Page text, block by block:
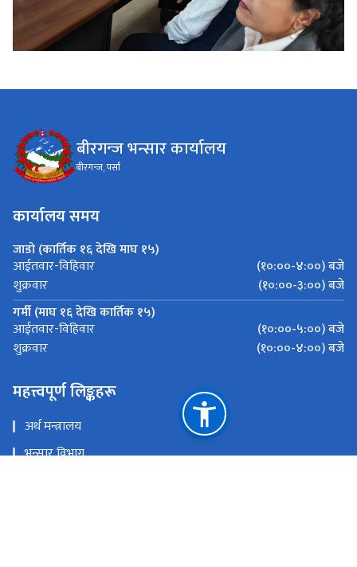
बीरगन्ज भन्सार कार्यालय
बीरगन्ज, पर्सा
कार्यालय समय
जाडो (कार्तिक १६ देखि माघ १५)
आईतवार-विहिवार
(१०:००-४:००) बजे
शुक्रवार
(१०:००-३:००) बजे
गर्मी (माघ १६ देखि कार्तिक १५)
आईतवार-विहिवार
(१०:००-५:००) बजे
शुक्रवार
(१०:००-४:००) बजे
महत्त्वपूर्ण लिङ्कहरू
अर्थ मन्त्रालय
भन्सार विभाग